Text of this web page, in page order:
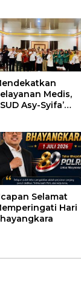
Melitus
Lansia
Medis,
Asy-Syifa’
Kesehatan
Taliwang
Selamat
Hari